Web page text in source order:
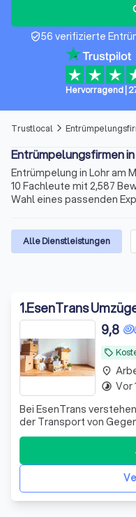
verified_user56 verifizierte
Hervorragend|
Trustlocal arrow_forward_ios
Entrümpelungsfirmen in
Entrümpelung in Lohr am
10 Fachleute mit 2,587
Wahl eines passenden
Alle Dienstleistungen
1.EsenTrans
local_offer
9,8
Bei EsenTrans
der Transport von
anderen ist. Es ist ein
sei es durch den
die Neugestaltung Ihres
bieten wir Ihnen einen u
place
timelapse Vor